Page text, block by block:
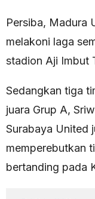
Persiba, Madura
melakoni laga
stadion Aji Imbut
Sedangkan tiga
juara Grup A,
Surabaya United
memperebutkan
bertanding pada